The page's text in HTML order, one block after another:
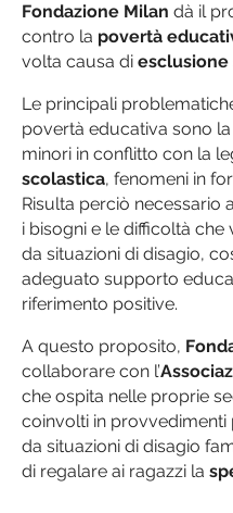
Fondazione Milan dà il
contro la povertà
volta causa di esclusione
Le principali
povertà educativa sono la
minori in conflitto con la
scolastica, fenomeni in
Risulta perciò
i bisogni e le difficoltà
da situazioni di disagio,
adeguato supporto
riferimento positive.
A questo proposito,
collaborare con l’
che ospita nelle proprie
coinvolti in provvedimenti
da situazioni di disagio
di regalare ai ragazzi la